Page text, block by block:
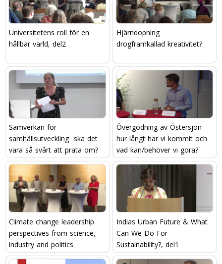
Universitetens roll för en
hållbar värld, del2
Hjärndopning 
drogframkallad kreativitet?
Samverkan för
samhällsutveckling  ska det
vara så svårt att prata om?
Övergödning av Östersjön 
hur långt har vi kommit och
vad kan/behöver vi göra?
Climate change leadership 
perspectives from science,
industry and politics
Indias Urban Future & What
Can We Do For
Sustainability?, del1